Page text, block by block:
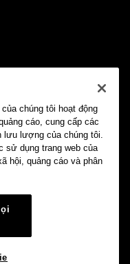
chúng tôi hoạt động
cáo, cung cấp các
lưu lượng của chúng tôi.
sử dụng trang web của
hội, quảng cáo và phân